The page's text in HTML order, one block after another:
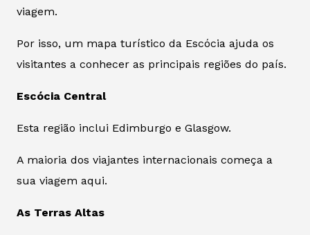
viagem.
Por isso, um mapa turístico da Escócia ajuda os
visitantes a conhecer as principais regiões do país.
Escócia Central
Esta região inclui Edimburgo e Glasgow.
A maioria dos viajantes internacionais começa a
sua viagem aqui.
As Terras Altas